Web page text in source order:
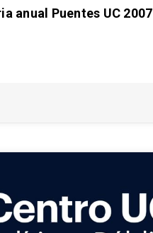
anual Puentes UC 2007